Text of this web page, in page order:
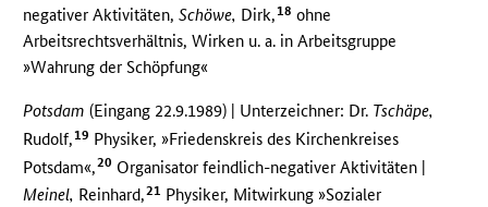
negativer Aktivitäten,Schöwe, Dirk,18 ohne
Arbeitsrechtsverhältnis, Wirken u. a. in Arbeitsgruppe
»Wahrung der Schöpfung«
Potsdam (Eingang 22.9.1989) | Unterzeichner: Dr. Tschäpe,
Rudolf,19 Physiker, »Friedenskreis des Kirchenkreises
Potsdam«,20 Organisator feindlich-negativer Aktivitäten |
Meinel, Reinhard,21 Physiker, Mitwirkung »Sozialer